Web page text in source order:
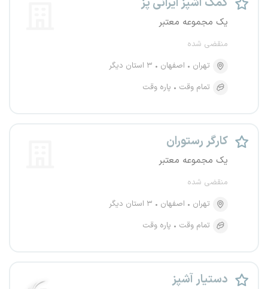
یک مجموعه معتبر
منقضی شده
تهران
اصفهان
۳ استان دیگر
تمام وقت
پاره وقت
کارگر رستوران
یک مجموعه معتبر
منقضی شده
تهران
اصفهان
۳ استان دیگر
تمام وقت
پاره وقت
دستیار آشپز